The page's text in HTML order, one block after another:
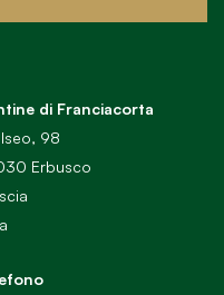
di Franciacorta
98
Erbusco